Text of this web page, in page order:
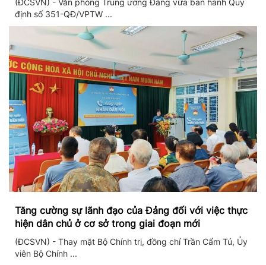
(ĐCSVN) - Văn phòng Trung ương Đảng vừa ban hành Quy
định số 351-QĐ/VPTW ...
Tăng cường sự lãnh đạo của Đảng đối với việc thực
hiện dân chủ ở cơ sở trong giai đoạn mới
(ĐCSVN) - Thay mặt Bộ Chính trị, đồng chí Trần Cẩm Tú, Ủy
viên Bộ Chính ...